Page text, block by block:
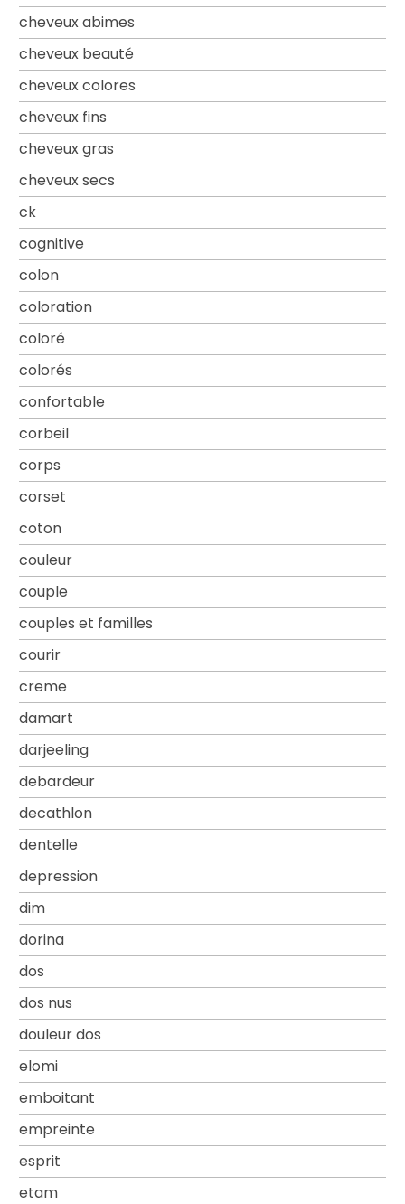
cheveux abimes
cheveux beauté
cheveux colores
cheveux fins
cheveux gras
cheveux secs
ck
cognitive
colon
coloration
coloré
colorés
confortable
corbeil
corps
corset
coton
couleur
couple
couples et familles
courir
creme
damart
darjeeling
debardeur
decathlon
dentelle
depression
dim
dorina
dos
dos nus
douleur dos
elomi
emboitant
empreinte
esprit
etam